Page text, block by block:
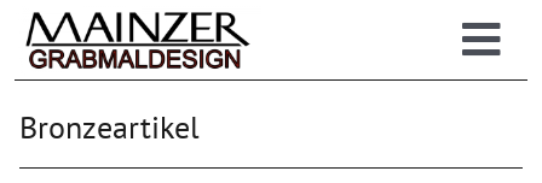
Inhalt
springen
Einzelhandel
Bronzeartikel